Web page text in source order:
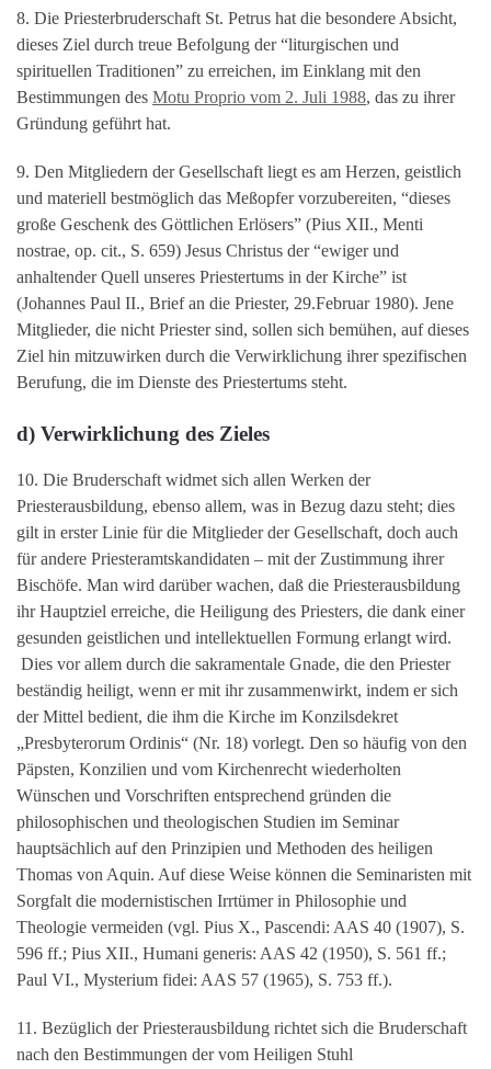
8. Die Priesterbruderschaft St. Petrus hat die besondere Absicht,
dieses Ziel durch treue Befolgung der “liturgischen und
spirituellen Traditionen” zu erreichen, im Einklang mit den
Bestimmungen des Motu Proprio vom 2. Juli 1988, das zu ihrer
Gründung geführt hat.
9. Den Mitgliedern der Gesellschaft liegt es am Herzen, geistlich
und materiell bestmöglich das Meßopfer vorzubereiten, “dieses
große Geschenk des Göttlichen Erlösers” (Pius XII., Menti
nostrae, op. cit., S. 659) Jesus Christus der “ewiger und
anhaltender Quell unseres Priestertums in der Kirche” ist
(Johannes Paul II., Brief an die Priester, 29.Februar 1980). Jene
Mitglieder, die nicht Priester sind, sollen sich bemühen, auf dieses
Ziel hin mitzuwirken durch die Verwirklichung ihrer spezifischen
Berufung, die im Dienste des Priestertums steht.
d) Verwirklichung des Zieles
10. Die Bruderschaft widmet sich allen Werken der
Priesterausbildung, ebenso allem, was in Bezug dazu steht; dies
gilt in erster Linie für die Mitglieder der Gesellschaft, doch auch
für andere Priesteramtskandidaten – mit der Zustimmung ihrer
Bischöfe. Man wird darüber wachen, daß die Priesterausbildung
ihr Hauptziel erreiche, die Heiligung des Priesters, die dank einer
gesunden geistlichen und intellektuellen Formung erlangt wird.
Dies vor allem durch die sakramentale Gnade, die den Priester
beständig heiligt, wenn er mit ihr zusammenwirkt, indem er sich
der Mittel bedient, die ihm die Kirche im Konzilsdekret
„Presbyterorum Ordinis“ (Nr. 18) vorlegt. Den so häufig von den
Päpsten, Konzilien und vom Kirchenrecht wiederholten
Wünschen und Vorschriften entsprechend gründen die
philosophischen und theologischen Studien im Seminar
hauptsächlich auf den Prinzipien und Methoden des heiligen
Thomas von Aquin. Auf diese Weise können die Seminaristen mit
Sorgfalt die modernistischen Irrtümer in Philosophie und
Theologie vermeiden (vgl. Pius X., Pascendi: AAS 40 (1907), S.
596 ff.; Pius XII., Humani generis: AAS 42 (1950), S. 561 ff.;
Paul VI., Mysterium fidei: AAS 57 (1965), S. 753 ff.).
11. Bezüglich der Priesterausbildung richtet sich die Bruderschaft
nach den Bestimmungen der vom Heiligen Stuhl